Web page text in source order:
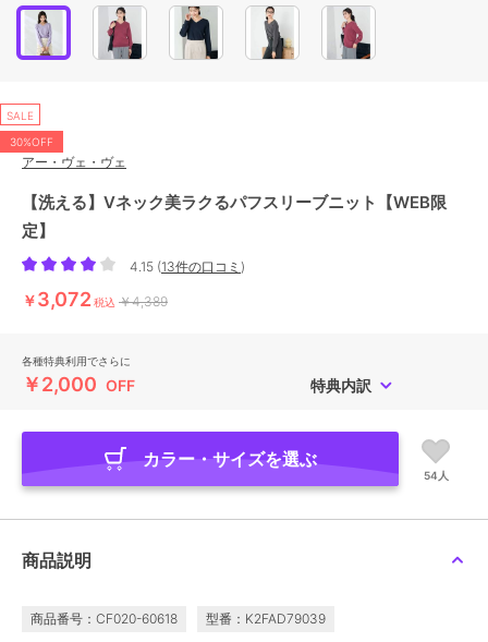
SALE
30%OFF
アー・ヴェ・ヴェ
【洗える】Vネック美ラクるパフスリーブニット【WEB限
定】
4.15 (13件の口コミ )
￥3,072 税込 ￥4,389
各種特典利用でさらに
￥2,000 OFF 特典内訳
カラー・サイズを選ぶ
54人
商品説明
商品番号：CF020-60618 型番：K2FAD79039